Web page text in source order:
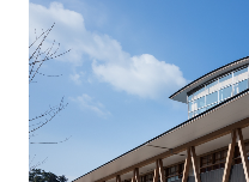
CONTACT